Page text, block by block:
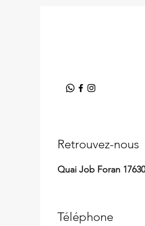
Retrouvez-nous​
Quai Job Foran
Téléphone